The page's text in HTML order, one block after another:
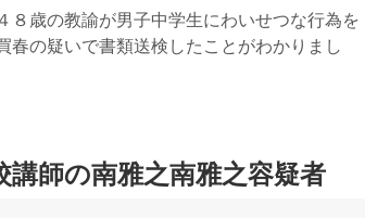
８歳の教諭が男子中学生にわいせつな行為を
春の疑いで書類送検したことがわかりまし
講師の南雅之南雅之容疑者